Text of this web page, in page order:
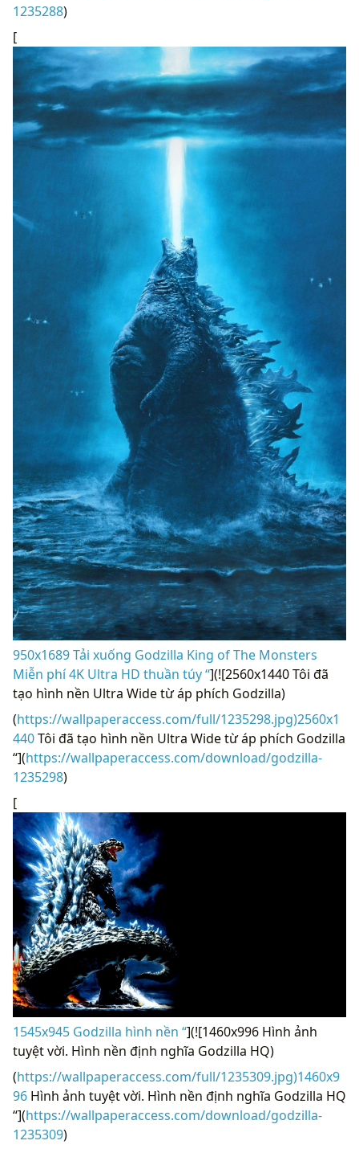
1235288)
[
950x1689 Tải xuống Godzilla King of The Monsters
Miễn phí 4K Ultra HD thuần túy “](![2560x1440 Tôi đã
tạo hình nền Ultra Wide từ áp phích Godzilla)
(https://wallpaperaccess.com/full/1235298.jpg)2560x1
440Tôi đã tạo hình nền Ultra Wide từ áp phích Godzilla
“](https://wallpaperaccess.com/download/godzilla-
1235298)
[
1545x945 Godzilla hình nền “](![1460x996 Hình ảnh
tuyệt vời. Hình nền định nghĩa Godzilla HQ)
(https://wallpaperaccess.com/full/1235309.jpg)1460x9
96 Hình ảnh tuyệt vời. Hình nền định nghĩa Godzilla HQ
“](https://wallpaperaccess.com/download/godzilla-
1235309)